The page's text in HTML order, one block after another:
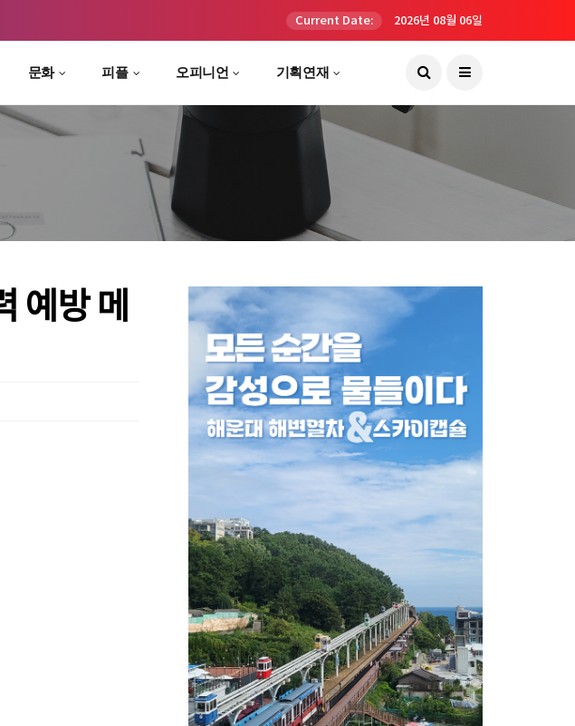
Current Date: 2026년 08월 06일
문화 피플 오피니언 기획연재
예방 메